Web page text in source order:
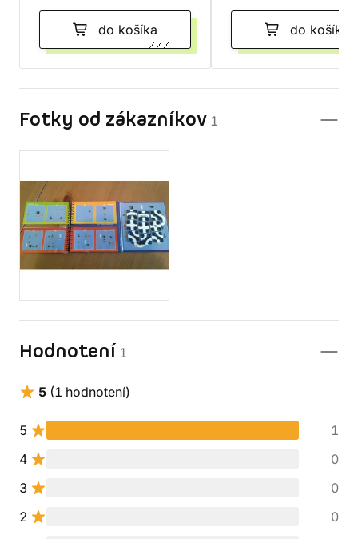
do košíka do košíka
Fotky od zákazníkov 1
Hodnotení 1
5 (1 hodnotení)
5
1
4
0
3
0
2
0